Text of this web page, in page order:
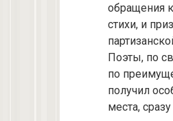
обращения
стихи, и
Поэты, по
по
получил
места,